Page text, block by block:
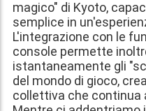
magico" di Kyoto,
semplice in
L'integrazione con le
console permette
istantaneamente gli
del mondo di gioco,
collettiva che continua